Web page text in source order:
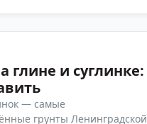
глине и суглинке:
— самые
грунты Ленинградской